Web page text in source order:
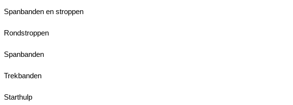
Spanbanden en stroppen
Rondstroppen
Spanbanden
Trekbanden
Starthulp